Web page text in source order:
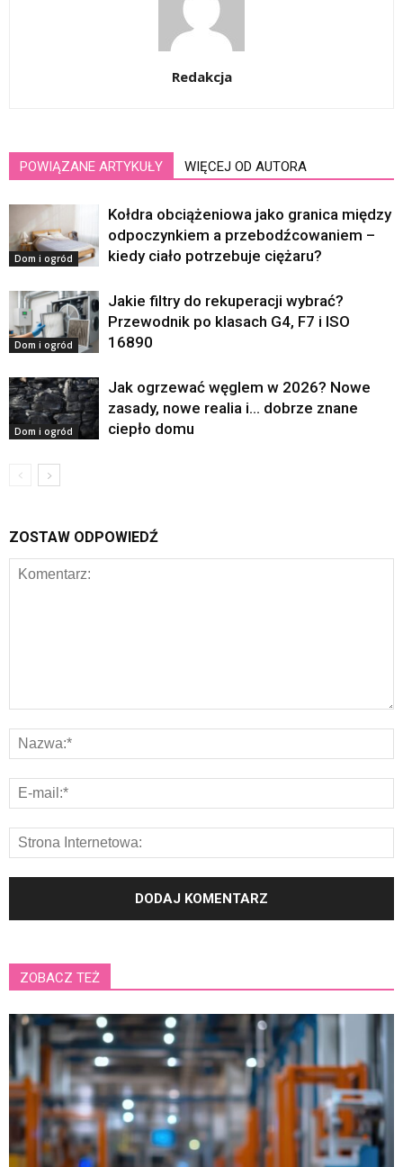
Redakcja
POWIĄZANE ARTYKUŁY WIĘCEJ OD AUTORA
Dom i ogród
Kołdra obciążeniowa jako granica między
odpoczynkiem a przebodźcowaniem –
kiedy ciało potrzebuje ciężaru?
Dom i ogród
Jakie filtry do rekuperacji wybrać?
Przewodnik po klasach G4, F7 i ISO
16890
Dom i ogród
Jak ogrzewać węglem w 2026? Nowe
zasady, nowe realia i… dobrze znane
ciepło domu
ZOSTAW ODPOWIEDŹ
ZOBACZ TEŻ